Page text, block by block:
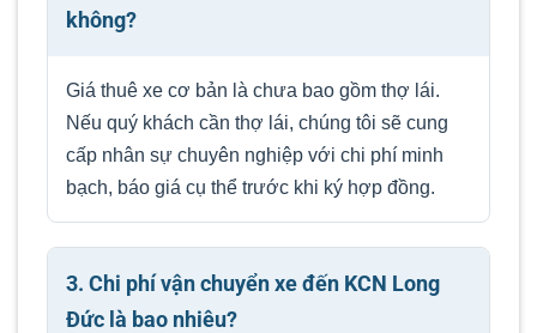
không?
Giá thuê xe cơ bản là chưa bao gồm thợ lái.
Nếu quý khách cần thợ lái, chúng tôi sẽ cung
cấp nhân sự chuyên nghiệp với chi phí minh
bạch, báo giá cụ thể trước khi ký hợp đồng.
3. Chi phí vận chuyển xe đến KCN Long
Đức là bao nhiêu?